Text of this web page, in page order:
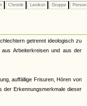
Chronik Lexikon Gruppe Person
getrennt ideologisch zu
Arbeiterkreisen und aus der
auffällige Frisuren, Hören von
der Erkennungsmerkmale dieser